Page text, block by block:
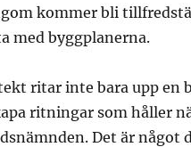
kommer bli
med byggplanerna.
ritar inte bara upp en
ritningar som håller
Det är något